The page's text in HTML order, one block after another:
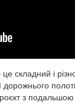
це складний і
дорожнього
з подальшою